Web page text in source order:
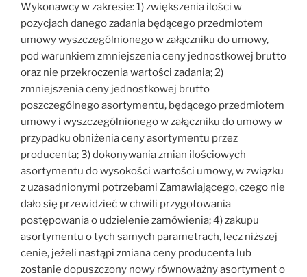
Wykonawcy w zakresie: 1) zwiększenia ilości w
pozycjach danego zadania będącego przedmiotem
umowy wyszczególnionego w załączniku do umowy,
pod warunkiem zmniejszenia ceny jednostkowej brutto
oraz nie przekroczenia wartości zadania; 2)
zmniejszenia ceny jednostkowej brutto
poszczególnego asortymentu, będącego przedmiotem
umowy i wyszczególnionego w załączniku do umowy w
przypadku obniżenia ceny asortymentu przez
producenta; 3) dokonywania zmian ilościowych
asortymentu do wysokości wartości umowy, w związku
z uzasadnionymi potrzebami Zamawiającego, czego nie
dało się przewidzieć w chwili przygotowania
postępowania o udzielenie zamówienia; 4) zakupu
asortymentu o tych samych parametrach, lecz niższej
cenie, jeżeli nastąpi zmiana ceny producenta lub
zostanie dopuszczony nowy równoważny asortyment o